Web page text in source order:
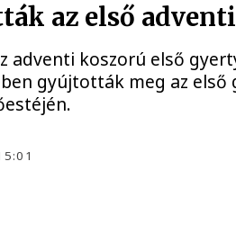
az első
adventi koszorú első
gyújtották meg az